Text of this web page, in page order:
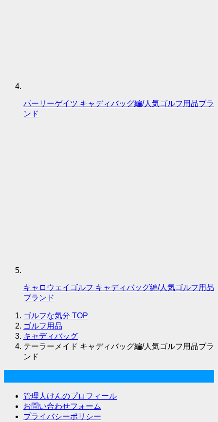
パーリーゲイツ キャディバッグ編/人気ゴルフ用品ブラ
ンド
キャロウェイゴルフ キャディバッグ編/人気ゴルフ用品
ブランド
ゴルフな気分 TOP
ゴルフ用品
キャディバッグ
テーラーメイド キャディバッグ編/人気ゴルフ用品ブラ
ンド
管理人けんのプロフィール
お問い合わせフォーム
プライバシーポリシー